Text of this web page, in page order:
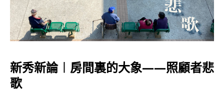
新秀新論︱房間裏的大象——照顧者悲
歌